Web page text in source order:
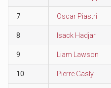
7 Oscar Piastri
8 Isack Hadjar
9 Liam Lawson
10 Pierre Gasly